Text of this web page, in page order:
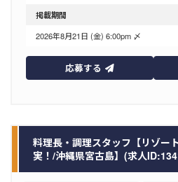
掲載期間
2026年8月21日 (金) 6:00pm 〆
応募する
料理長・調理スタッフ【リゾー
実！/沖縄県宮古島】(求人